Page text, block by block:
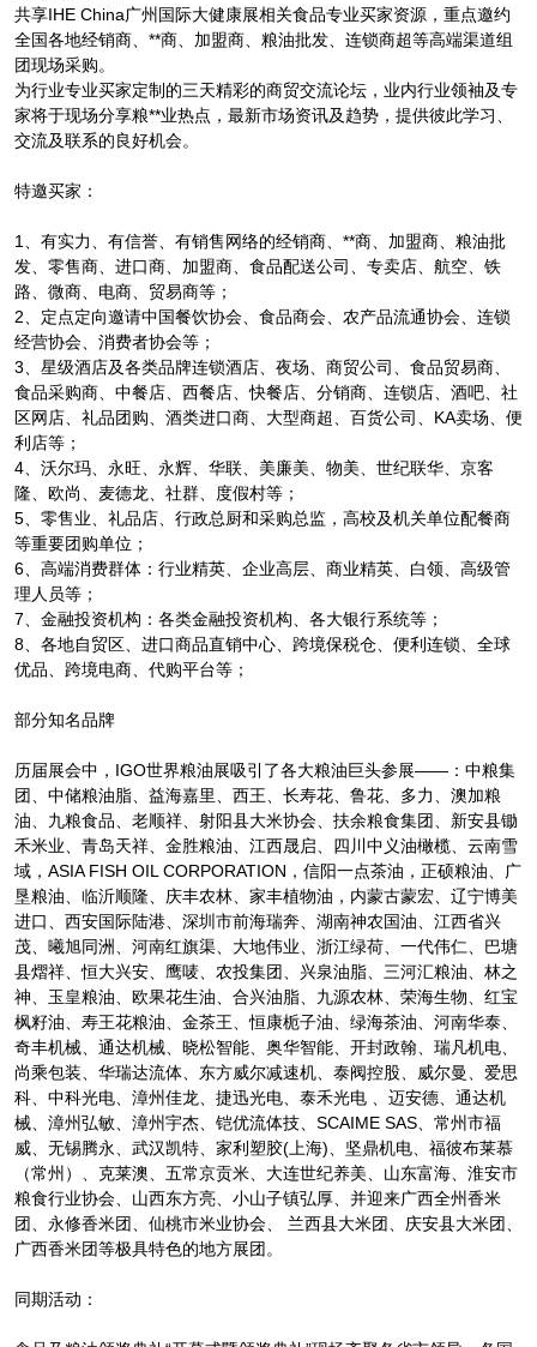
共享IHE China广州国际大健康展相关食品专业买家资源，重点邀约
全国各地经销商、**商、加盟商、粮油批发、连锁商超等高端渠道组
团现场采购。
为行业专业买家定制的三天精彩的商贸交流论坛，业内行业领袖及专
家将于现场分享粮**业热点，最新市场资讯及趋势，提供彼此学习、
交流及联系的良好机会。
特邀买家：
1、有实力、有信誉、有销售网络的经销商、**商、加盟商、粮油批
发、零售商、进口商、加盟商、食品配送公司、专卖店、航空、铁
路、微商、电商、贸易商等；
2、定点定向邀请中国餐饮协会、食品商会、农产品流通协会、连锁
经营协会、消费者协会等；
3、星级酒店及各类品牌连锁酒店、夜场、商贸公司、食品贸易商、
食品采购商、中餐店、西餐店、快餐店、分销商、连锁店、酒吧、社
区网店、礼品团购、酒类进口商、大型商超、百货公司、KA卖场、便
利店等；
4、沃尔玛、永旺、永辉、华联、美廉美、物美、世纪联华、京客
隆、欧尚、麦德龙、社群、度假村等；
5、零售业、礼品店、行政总厨和采购总监，高校及机关单位配餐商
等重要团购单位；
6、高端消费群体：行业精英、企业高层、商业精英、白领、高级管
理人员等；
7、金融投资机构：各类金融投资机构、各大银行系统等；
8、各地自贸区、进口商品直销中心、跨境保税仓、便利连锁、全球
优品、跨境电商、代购平台等；
部分知名品牌
历届展会中，IGO世界粮油展吸引了各大粮油巨头参展——：中粮集
团、中储粮油脂、益海嘉里、西王、长寿花、鲁花、多力、澳加粮
油、九粮食品、老顺祥、射阳县大米协会、扶余粮食集团、新安县锄
禾米业、青岛天祥、金胜粮油、江西晟启、四川中义油橄榄、云南雪
域，ASIA FISH OIL CORPORATION，信阳一点茶油，正硕粮油、广
垦粮油、临沂顺隆、庆丰农林、家丰植物油，内蒙古蒙宏、辽宁博美
进口、西安国际陆港、深圳市前海瑞奔、湖南神农国油、江西省兴
茂、曦旭同洲、河南红旗渠、大地伟业、浙江绿荷、一代伟仁、巴塘
县熠祥、恒大兴安、鹰唛、农投集团、兴泉油脂、三河汇粮油、林之
神、玉皇粮油、欧果花生油、合兴油脂、九源农林、荣海生物、红宝
枫籽油、寿王花粮油、金茶王、恒康栀子油、绿海茶油、河南华泰、
奇丰机械、通达机械、晓松智能、奥华智能、开封政翰、瑞凡机电、
尚乘包装、华瑞达流体、东方威尔减速机、泰阀控股、威尔曼、爱思
科、中科光电、漳州佳龙、捷迅光电、泰禾光电 、迈安德、通达机
械、漳州弘敏、漳州宇杰、铠优流体技、SCAIME SAS、常州市福
威、无锡腾永、武汉凯特、家利塑胶(上海)、坚鼎机电、福彼布莱慕
（常州）、克莱澳、五常京贡米、大连世纪养美、山东富海、淮安市
粮食行业协会、山西东方亮、小山子镇弘厚、并迎来广西全州香米
团、永修香米团、仙桃市米业协会、 兰西县大米团、庆安县大米团、
广西香米团等极具特色的地方展团。
同期活动：